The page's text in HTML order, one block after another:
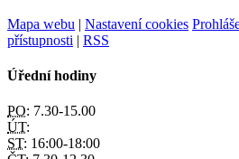
Mapa webu | Nastavení cookies
přístupnosti | RSS
Úřední hodiny
PO: 7.30-15.00
ÚT:
ST: 16:00-18:00